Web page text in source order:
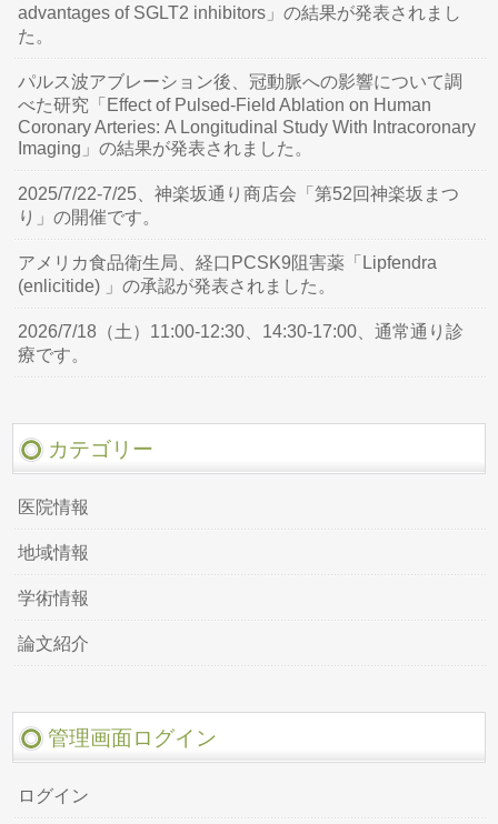
advantages of SGLT2 inhibitors」の結果が発表されまし
た。
パルス波アブレーション後、冠動脈への影響について調
べた研究「Effect of Pulsed-Field Ablation on Human
Coronary Arteries: A Longitudinal Study With Intracoronary
Imaging」の結果が発表されました。
2025/7/22-7/25、神楽坂通り商店会「第52回神楽坂まつ
り」の開催です。
アメリカ食品衛生局、経口PCSK9阻害薬「Lipfendra
(enlicitide) 」の承認が発表されました。
2026/7/18（土）11:00-12:30、14:30-17:00、通常通り診
療です。
カテゴリー
医院情報
地域情報
学術情報
論文紹介
管理画面ログイン
ログイン